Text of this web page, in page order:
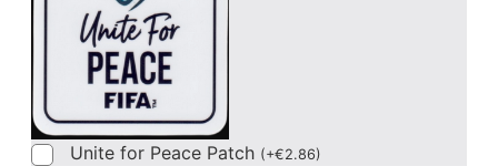
Unite for Peace Patch (+€2.86)